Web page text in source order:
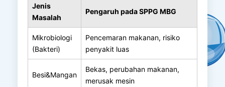
Jenis
Masalah
Pengaruh pada SPPG MBG
Mikrobiologi
(Bakteri)
Pencemaran makanan, risiko
penyakit luas
Besi&Mangan
Bekas, perubahan makanan,
merusak mesin